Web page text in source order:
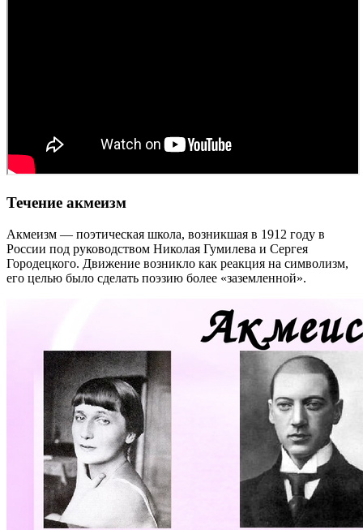
Течение акмеизм
Акмеизм — поэтическая школа, возникшая в 1912 году в
России под руководством Николая Гумилева и Сергея
Городецкого. Движение возникло как реакция на символизм,
его целью было сделать поэзию более «заземленной».